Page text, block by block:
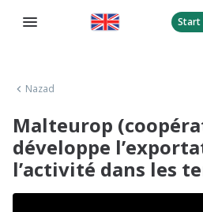
Start
Nazad
Malteurop
développe
l’activité dans les